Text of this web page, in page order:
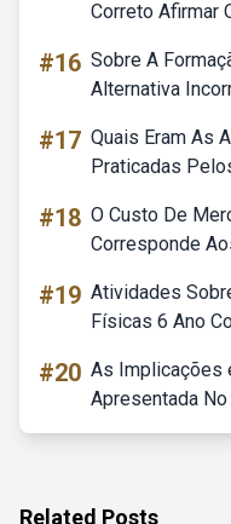
Correto Afirmar
#16 Sobre A
Alternativa
#17 Quais Eram As
Praticadas
#18 O Custo De
Corresponde
#19 Atividades
Físicas 6 Ano
#20 As Implicações
Apresentada
Related Posts